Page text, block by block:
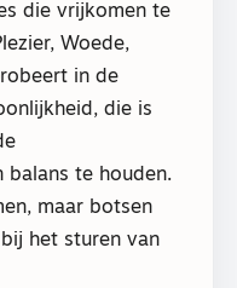
die vrijkomen te
Woede,
in de
die is
balans te houden.
maar botsen
het sturen van